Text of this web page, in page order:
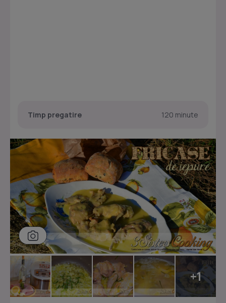
Timp pregatire 120 minute
+1